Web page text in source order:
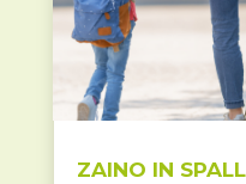
ZAINO IN